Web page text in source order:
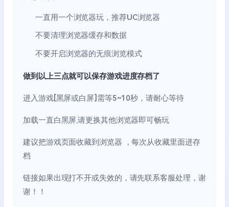
一直用一个浏览器玩，推荐UC浏览器
不要清理浏览器缓存和数据
不要开启浏览器的无痕浏览模式
做到以上三点就可以保存游戏进度存档了
进入游戏[黑屏或白屏]需等5~10秒，请耐心等待
加载一直白黑屏,请更换其他浏览器即可畅玩
建议把游戏页面收藏到浏览器 ，每次从收藏里面进存
档
链接如果出现打不开或失效的，请先联系客服处理，谢
谢！！